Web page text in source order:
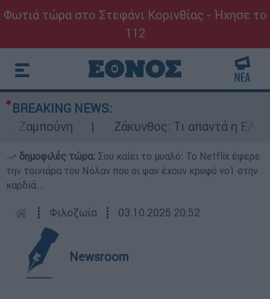
Φωτιά τώρα στο Στεφάνι Κορινθίας - Ήχησε το
112
BREAKING NEWS:
Ζάκυνθος: Τι απαντά η ΕΛΑΣ
δημοφιλές τώρα: Σου καίει το μυαλό: Το Netflix έφερε
την ταινιάρα του Νόλαν που οι φαν έχουν κρυφό νο1 στην
καρδιά...
┋ Φιλοζωία ┋ 03.10.2025 20:52
Newsroom